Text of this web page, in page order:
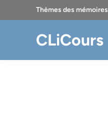
Thèmes des mémoires
CLiCours